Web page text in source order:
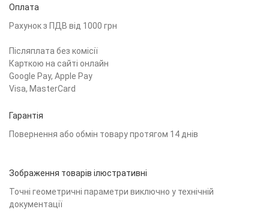
Оплата
Рахунок з ПДВ від 1000 грн
Післяплата без комісії
Карткою на сайті онлайн
Google Pay, Apple Pay
Visa, MasterCard
Гарантія
Повернення або обмін товару протягом 14 днів
Зображення товарів ілюстративні
Точні геометричні параметри виключно у технічній
документації